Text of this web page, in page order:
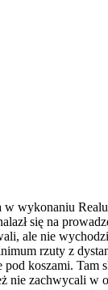
w wykonaniu
się na
ale nie
rzuty z
pod koszami. Tam
nie zachwycali w